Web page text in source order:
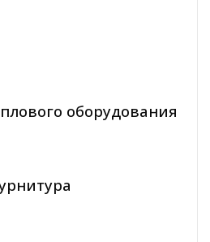
оборудования